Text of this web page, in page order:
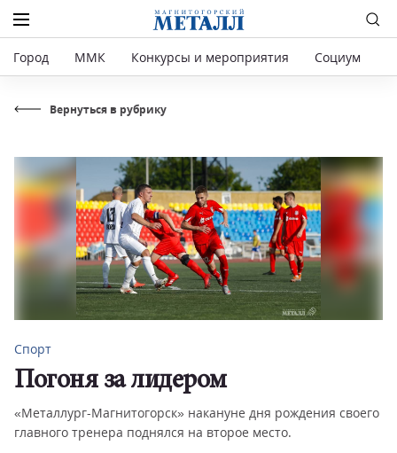
Город ММК Конкурсы и мероприятия Социум
Вернуться в рубрику
Спорт
Погоня за лидером
«Металлург-Магнитогорск» накануне дня рождения своего
главного тренера поднялся на второе место.